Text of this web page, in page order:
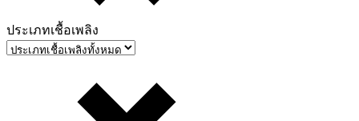
ประเภทเชื้อเพลิง